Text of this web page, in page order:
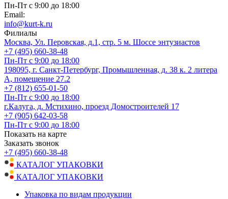
Пн-Пт с 9:00 до 18:00
Email:
info@kurt-k.ru
Филиалы
Москва, Ул. Перовская, д.1, стр. 5 м. Шоссе энтузиастов
+7 (495) 660-38-48
Пн-Пт с 9:00 до 18:00
198095, г. Санкт-Петербург, Промышленная, д. 38 к. 2 литера
А, помещение 27.2
+7 (812) 655-01-50
Пн-Пт с 9:00 до 18:00
г.Калуга, д. Мстихино, проезд Домостроителей 17
+7 (905) 642-03-58
Пн-Пт с 9:00 до 18:00
Показать на карте
Заказать звонок
+7 (495) 660-38-48
КАТАЛОГ УПАКОВКИ
КАТАЛОГ УПАКОВКИ
Упаковка по видам продукции